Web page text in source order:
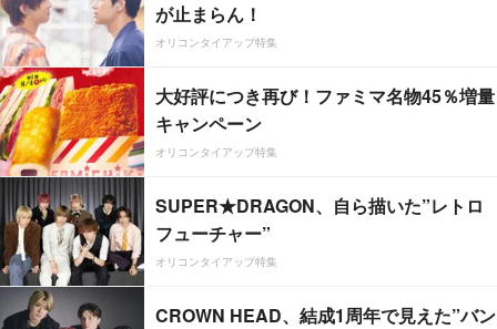
が止まらん！
オリコンタイアップ特集
大好評につき再び！ファミマ名物45％増量
キャンペーン
オリコンタイアップ特集
SUPER★DRAGON、自ら描いた”レトロ
フューチャー”
オリコンタイアップ特集
CROWN HEAD、結成1周年で見えた”バン